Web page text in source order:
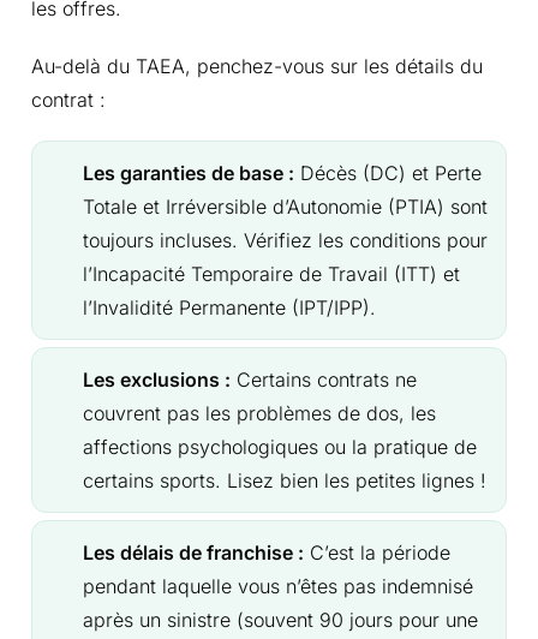
les offres.
Au-delà du TAEA, penchez-vous sur les détails du
contrat :
Les garanties de base : Décès (DC) et Perte
Totale et Irréversible d’Autonomie (PTIA) sont
toujours incluses. Vérifiez les conditions pour
l’Incapacité Temporaire de Travail (ITT) et
l’Invalidité Permanente (IPT/IPP).
Les exclusions : Certains contrats ne
couvrent pas les problèmes de dos, les
affections psychologiques ou la pratique de
certains sports. Lisez bien les petites lignes !
Les délais de franchise : C’est la période
pendant laquelle vous n’êtes pas indemnisé
après un sinistre (souvent 90 jours pour une